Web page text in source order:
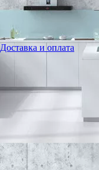
Доставка и оплата